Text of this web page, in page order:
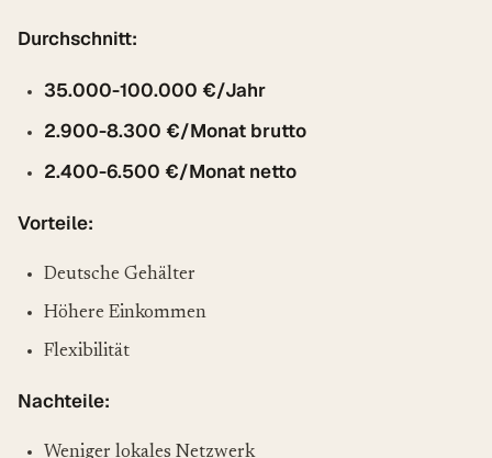
Durchschnitt:
35.000-100.000 €/Jahr
2.900-8.300 €/Monat brutto
2.400-6.500 €/Monat netto
Vorteile:
Deutsche Gehälter
Höhere Einkommen
Flexibilität
Nachteile:
Weniger lokales Netzwerk